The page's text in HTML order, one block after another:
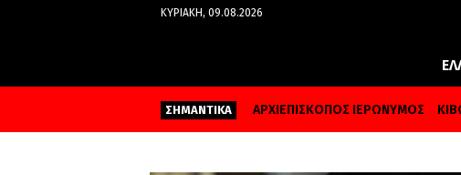
ΚΥΡΙΑΚΉ, 09.08.2026
ΣΗΜΑΝΤΙΚΑ ΑΡΧΙΕΠΙΣΚΟΠΟΣ ΙΕΡΩΝΥΜΟΣ